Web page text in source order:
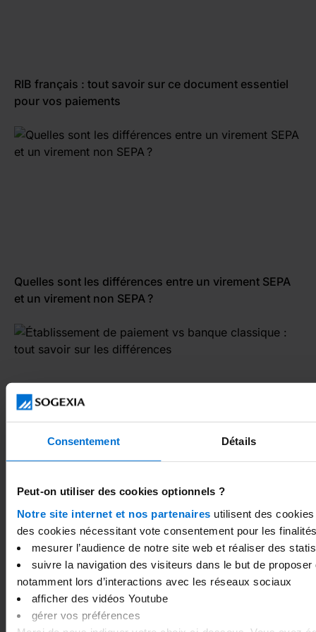
Consentement Détails
Peut-on utiliser des cookies optionnels ?
Notre site internet et nos partenaires utilisent des
des cookies nécessitant vote consentement pour les
mesurer l’audience de notre site web et réaliser des
suivre la navigation des visiteurs dans le but de proposer
notamment lors d’interactions avec les réseaux sociaux
afficher des vidéos Youtube
gérer vos préférences
RIB français : tout savoir sur ce document essentiel
pour vos paiements
Quelles sont les différences entre un virement SEPA
et un virement non SEPA ?
tout savoir sur les différences